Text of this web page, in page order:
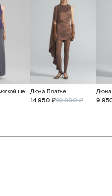
Агата топ из мягкой шерсти альпака Дюна Платье
14 950 ₽29 900 ₽
9